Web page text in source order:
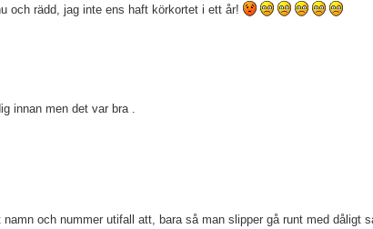
och rädd, jag inte ens haft körkortet i ett år!
innan men det var bra .
och nummer utifall att, bara så man slipper gå runt med dåligt